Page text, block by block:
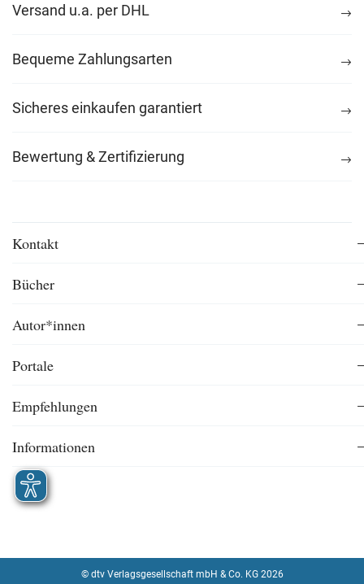
Versand u.a. per DHL
Bequeme Zahlungsarten
Sicheres einkaufen garantiert
Bewertung & Zertifizierung
Kontakt
Bücher
Autor*innen
Portale
Empfehlungen
Informationen
© dtv Verlagsgesellschaft mbH & Co. KG 2026